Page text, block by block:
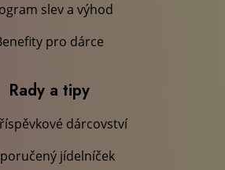
slev a výhod
pro dárce
Rady a tipy
dárcovství
jídelníček